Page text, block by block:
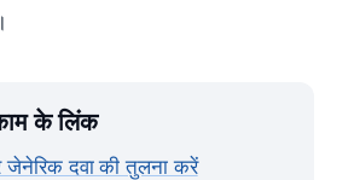
के लिंक
जेनेरिक दवा की तुलना करें